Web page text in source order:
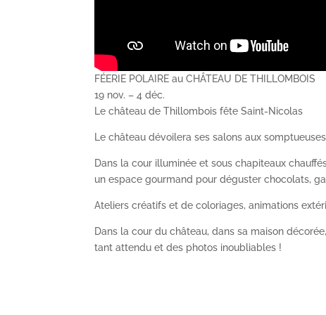
FÉERIE POLAIRE au CHÂTEAU DE THILLOMBOIS
19 nov. – 4 déc.
Le château de Thillombois fête Saint-Nicolas
Le château dévoilera ses salons aux
Dans la cour illuminée et sous chapiteaux
un espace gourmand pour déguster chocolats,
Ateliers créatifs et de coloriages, animations
Dans la cour du château, dans sa maison
tant attendu et des photos inoubliables !